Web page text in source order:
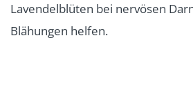
Lavendelblüten bei nervösen
Blähungen helfen.